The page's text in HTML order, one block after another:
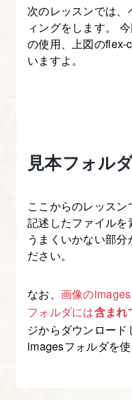
次のレッスンでは
ィングをします。
の使用、上図のflex-
いますよ。
見本フォル
ここからのレッス
記述したファイルを
うまくいかない部分
ださい。
なお、 画像の
フォルダには含まれ
ジからダウンロード
imagesフォルダを使